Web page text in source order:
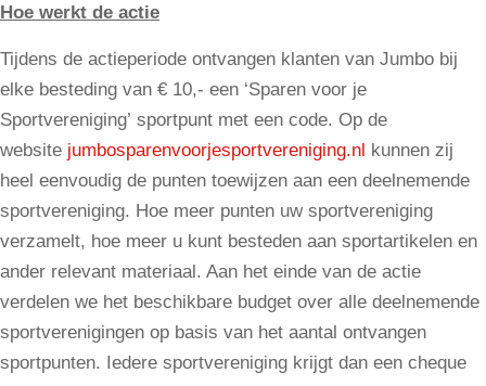
Hoe werkt de actie
Tijdens de actieperiode ontvangen klanten van Jumbo bij
elke besteding van € 10,- een ‘Sparen voor je
Sportvereniging’ sportpunt met een code. Op de
website jumbosparenvoorjesportvereniging.nl kunnen zij
heel eenvoudig de punten toewijzen aan een deelnemende
sportvereniging. Hoe meer punten uw sportvereniging
verzamelt, hoe meer u kunt besteden aan sportartikelen en
ander relevant materiaal. Aan het einde van de actie
verdelen we het beschikbare budget over alle deelnemende
sportverenigingen op basis van het aantal ontvangen
sportpunten. Iedere sportvereniging krijgt dan een cheque